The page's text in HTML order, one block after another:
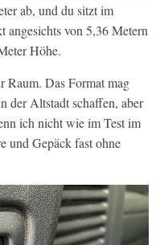
ab, und du sitzt im
von 5,36 Metern
Höhe.
Raum. Das Format mag
der Altstadt schaffen, aber
ich nicht wie im Test im
und Gepäck fast ohne